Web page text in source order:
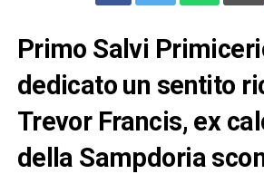
Primo Salvi
dedicato un sentito
Trevor Francis, ex
della Sampdoria